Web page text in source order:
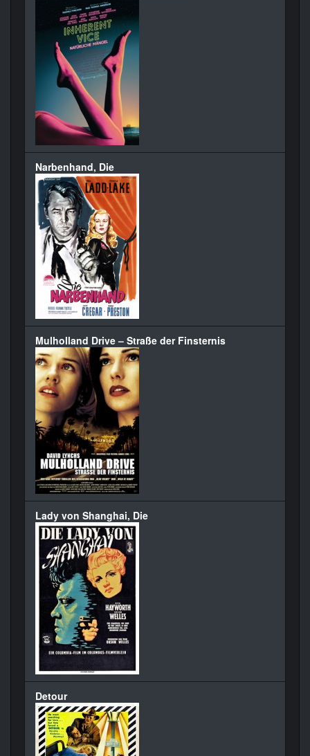
Narbenhand, Die
Mulholland Drive – Straße der Finsternis
Lady von Shanghai, Die
Detour